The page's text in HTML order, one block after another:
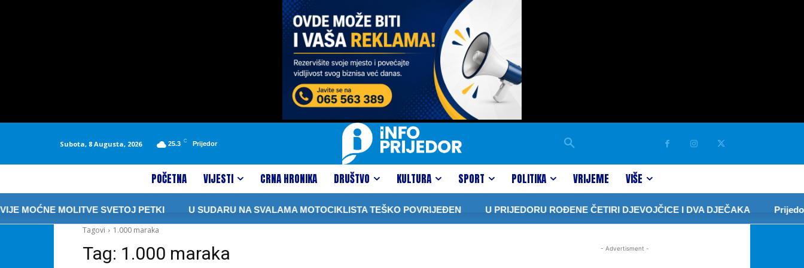
Subota, 8 Augusta, 2026 25.3 C Prijedor
POČETNA VIJESTI CRNA HRONIKA DRUŠTVO KULTURA SPORT POLITIKA VRIJEME VIŠE
MOĆNE MOLITVE SVETOJ PETKI U SUDARU NA SVALAMA MOTOCIKLISTA TEŠKO POVRIJEĐEN U PRIJEDORU ROĐENE ČETIRI DJEVOJČICE I DVA DJEČAKA
Tagovi
1.000 maraka
Tag: 1.000 maraka - Advertisment -